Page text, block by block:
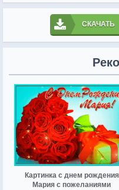
СКАЧАТЬ
Картинка с днем рождения
Мария с пожеланиями